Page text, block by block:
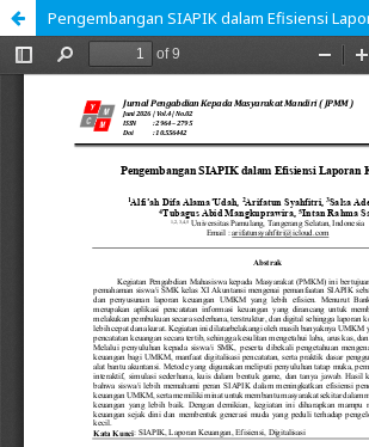
Pengembangan SIAPIK dalam Efisiensi